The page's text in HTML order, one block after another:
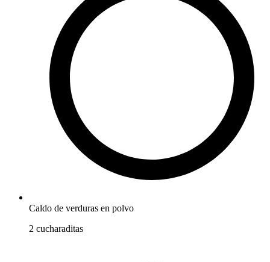
Caldo de verduras en polvo
2 cucharaditas